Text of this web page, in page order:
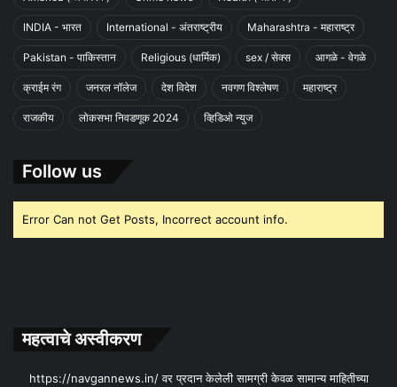
INDIA - भारत International - अंतराष्ट्रीय Maharashtra - महाराष्ट्र
Pakistan - पाकिस्तान Religious (धार्मिक) sex / सेक्स आगळे - वेगळे
क्राईम रंग जनरल नॉलेज देश विदेश नवगण विश्लेषण महाराष्ट्र
राजकीय लोकसभा निवडणूक 2024 व्हिडिओ न्युज
Follow us
Error Can not Get Posts, Incorrect account info.
महत्वाचे अस्वीकरण
https://navgannews.in/ वर प्रदान केलेली सामग्री केवळ सामान्य माहितीच्या